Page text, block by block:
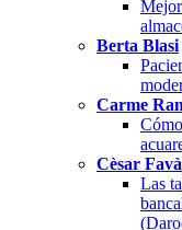
Berta Blasi
Carme
Cèsar Favà
Las